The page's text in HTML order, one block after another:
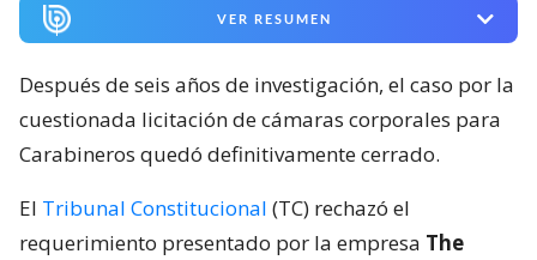
VER RESUMEN
Después de seis años de investigación, el caso por la
cuestionada licitación de cámaras corporales para
Carabineros quedó definitivamente cerrado.
El Tribunal Constitucional (TC) rechazó el
requerimiento presentado por la empresa The